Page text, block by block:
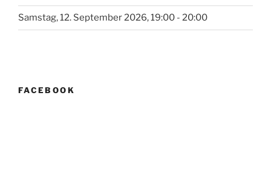
Samstag, 12. September 2026, 19:00 - 20:00
FACEBOOK